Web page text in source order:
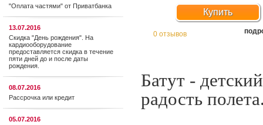
"Оплата частями" от Приватбанка
13.07.2016
Скидка "День рождения". На
кардиооборудование
предоставляется cкидка в течение
пяти дней до и после даты
рождения.
08.07.2016
Рассрочка или кредит
05.07.2016
Купить
0 отзывов
Батут -
радость